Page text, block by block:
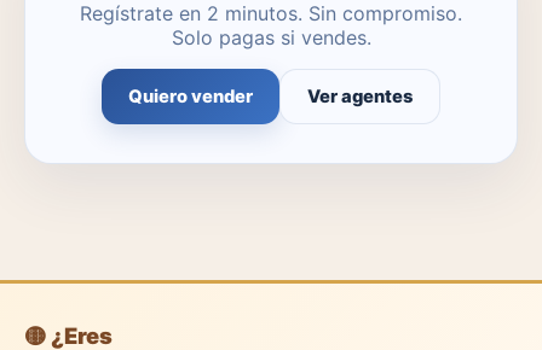
Regístrate en 2 minutos. Sin compromiso.
Solo pagas si vendes.
Quiero vender Ver agentes
🟡 ¿Eres